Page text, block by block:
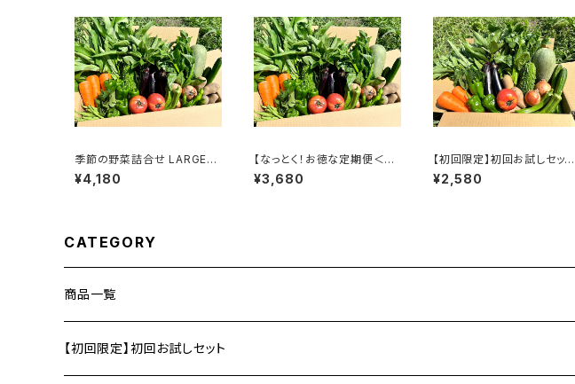
季節の野菜詰合せ LARGE（1
5～18袋）
¥4,180
【なっとく！お徳な定期便＜月
一回＞】季節の野菜詰合せ L
ARGE（15～18袋）
¥3,680
【初回限定】初回お試しセット
REGULAR（10～13袋）☆オリ
ジナルトートバッグ付き
¥2,580
CATEGORY
商品一覧
【初回限定】初回お試しセット